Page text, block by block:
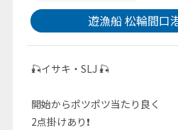
遊漁船 松輪間口
🎣イサキ・SLJ 🎣
開始からポツポツ当たり良く
2点掛けあり❗